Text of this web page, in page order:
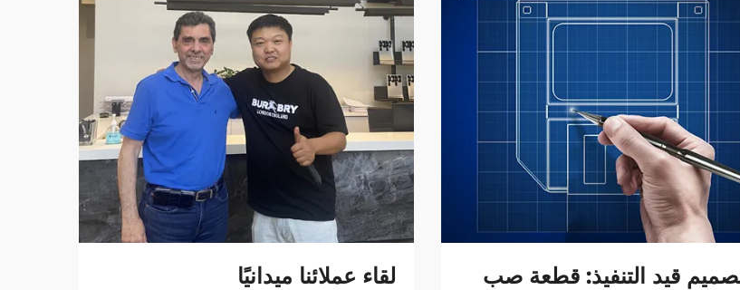
قيد التنفيذ: قطعة صب
لقاء عملائنا ميدانيًا